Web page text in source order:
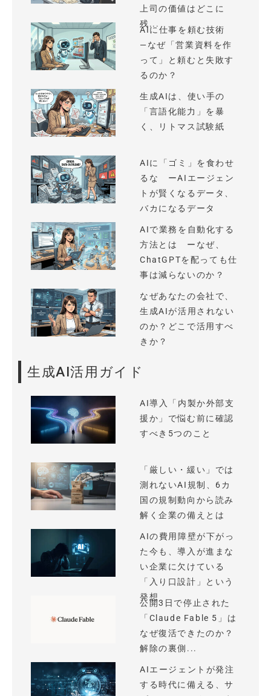
上司の価値はどこに
残...
AIに仕事を頼む技術
—なぜ「営業資料を作
って」と頼むと失敗す
るのか？
生成AIは、使い手の
「言語化能力」を暴
く、リトマス試験紙
AIに「ゴミ」を食わせ
るな ーAIエージェン
トが賢くなるデータ、
バカになるデータ
AIで業務を自動化する
方法とは ーなぜ、
ChatGPTを配っても仕
事は減らないのか？
なぜあなたの会社で、
生成AIが活用されない
のか？どこで活用すべ
きか？
生成AI活用ガイド
AI導入「内製か外部支
援か」で悩む前に確認
すべき5つのこと
「厳しい・緩い」では
測れないAI規制、6カ
国の規制動向から読み
解く企業の備えとは
AIの費用障壁が下がっ
た今も、導入が進まな
い企業に欠けている
「入り口設計」という
発想
公開3日で停止された
「Claude Fable 5」は
なぜ復活できたのか？
解除の裏側...
AIエージェントが発注
する時代に備える、サ